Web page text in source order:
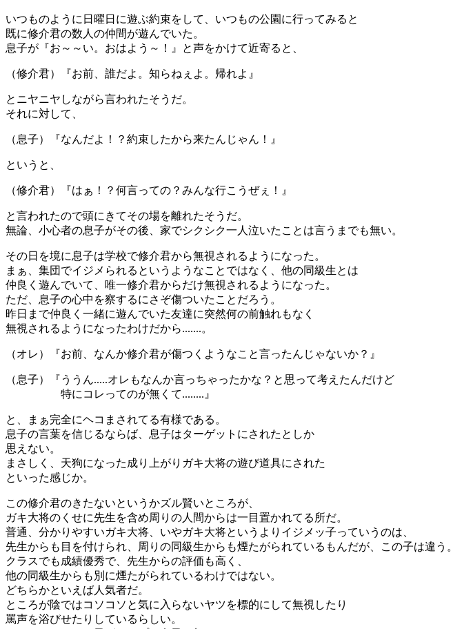
いつものように日曜日に遊ぶ約束をして、いつもの公園に行ってみると
既に修介君の数人の仲間が遊んでいた。
息子が『お～～い。おはよう～！』と声をかけて近寄ると、
（修介君）『お前、誰だよ。知らねぇよ。帰れよ』
とニヤニヤしながら言われたそうだ。
それに対して、
（息子）『なんだよ！？約束したから来たんじゃん！』
というと、
（修介君）『はぁ！？何言っての？みんな行こうぜぇ！』
と言われたので頭にきてその場を離れたそうだ。
無論、小心者の息子がその後、家でシクシク一人泣いたことは言うまでも無い。
その日を境に息子は学校で修介君から無視されるようになった。
まぁ、集団でイジメられるというようなことではなく、他の同級生とは
仲良く遊んでいて、唯一修介君からだけ無視されるようになった。
ただ、息子の心中を察するにさぞ傷ついたことだろう。
昨日まで仲良く一緒に遊んでいた友達に突然何の前触れもなく
無視されるようになったわけだから.......。
（オレ）『お前、なんか修介君が傷つくようなこと言ったんじゃないか？』
（息子）『ううん.....オレもなんか言っちゃったかな？と思って考えたんだけど
特にコレってのが無くて........』
と、まぁ完全にヘコまされてる有様である。
息子の言葉を信じるならば、息子はターゲットにされたとしか
思えない。
まさしく、天狗になった成り上がりガキ大将の遊び道具にされた
といった感じか。
この修介君のきたないというかズル賢いところが、
ガキ大将のくせに先生を含め周りの人間からは一目置かれてる所だ。
普通、分かりやすいガキ大将、いやガキ大将というよりイジメッ子っていうのは、
先生からも目を付けられ、周りの同級生からも煙たがられているもんだが、この子は違う。
クラスでも成績優秀で、先生からの評価も高く、
他の同級生からも別に煙たがられているわけではない。
どちらかといえば人気者だ。
ところが陰ではコソコソと気に入らないヤツを標的にして無視したり
罵声を浴びせたりしているらしい。